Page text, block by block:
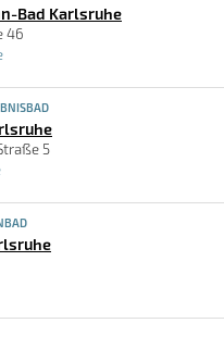
Bad Karlsruhe
46
5